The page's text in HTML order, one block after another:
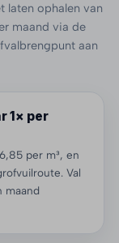
laten ophalen van
maand via de
aan
1× per
per m³, en
Val
maand